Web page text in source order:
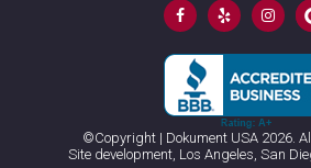
©Copyright | Dokument USA 2026.
Site development, Los Angeles, San